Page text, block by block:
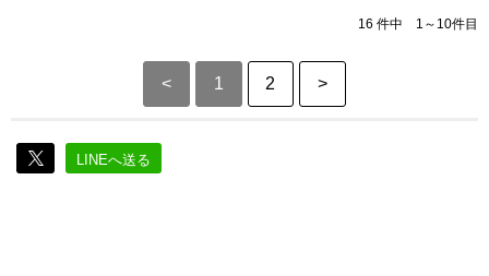
16 件中 1～10件目
< 1 2 >
LINEへ送る